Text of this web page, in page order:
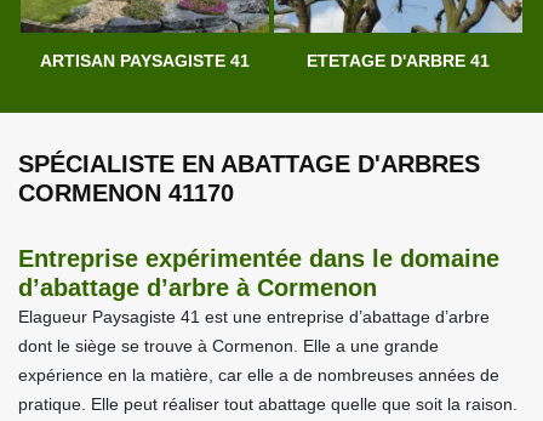
ARTISAN PAYSAGISTE 41 ETETAGE D'ARBRE 41
SPÉCIALISTE EN ABATTAGE D'ARBRES
CORMENON 41170
Entreprise expérimentée dans le domaine
d’abattage d’arbre à Cormenon
Elagueur Paysagiste 41 est une entreprise d’abattage d’arbre
dont le siège se trouve à Cormenon. Elle a une grande
expérience en la matière, car elle a de nombreuses années de
pratique. Elle peut réaliser tout abattage quelle que soit la raison.